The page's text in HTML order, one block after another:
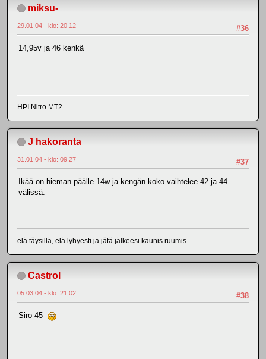
miksu-
#36
29.01.04 - klo: 20.12
14,95v ja 46 kenkä
HPI Nitro MT2
J hakoranta
#37
31.01.04 - klo: 09.27
Ikää on hieman päälle 14w ja kengän koko vaihtelee 42 ja 44
välissä.
elä täysillä, elä lyhyesti ja jätä jälkeesi kaunis ruumis
Castrol
#38
05.03.04 - klo: 21.02
Siro 45